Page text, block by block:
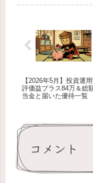
【2026年5月】投資運
評価益プラス84万＆総
当金と届いた優待一覧
コメント